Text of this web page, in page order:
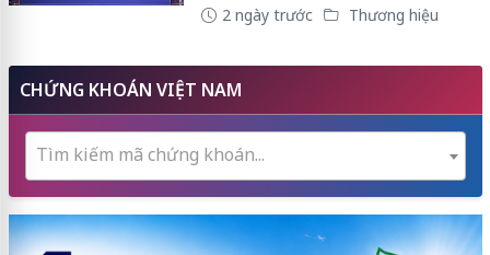
2 ngày trước Thương hiệu
CHỨNG KHOÁN VIỆT NAM
Tìm kiếm mã chứng khoán...